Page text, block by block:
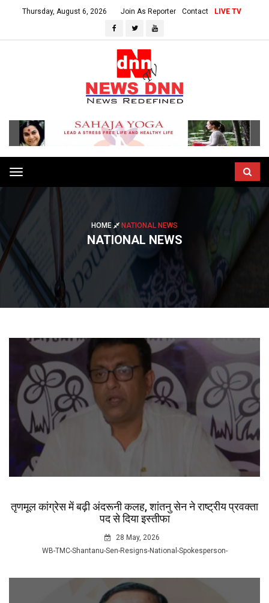
Thursday, August 6, 2026 Join As Reporter Contact LIVE TV
Toggle
navigation
HOME NATIONAL NEWS
NATIONAL NEWS
तृणमूल कांग्रेस में बढ़ी अंदरूनी कलह, शांतनु सेन ने राष्ट्रीय प्रवक्ता
पद से दिया इस्तीफा
28 May, 2026
WB-TMC-Shantanu-Sen-Resigns-National-Spokesperson-